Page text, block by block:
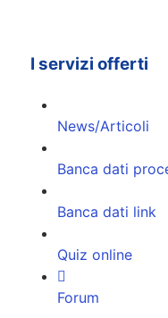
I servizi offerti
News/Articoli
Banca dati
Banca dati link
Quiz online
Forum